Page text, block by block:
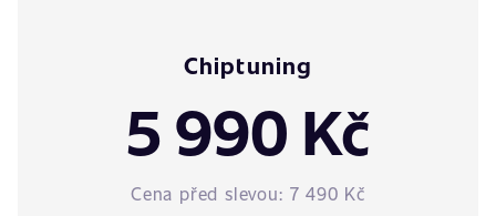
Chiptuning
5 990 Kč
Cena před slevou: 7 490 Kč